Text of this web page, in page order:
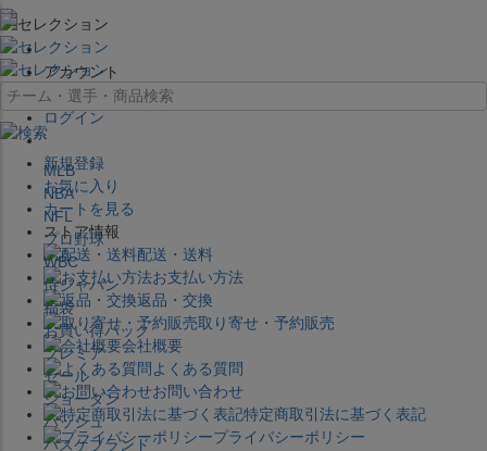
×
アカウント
ログイン
新規登録
お気に入り
カートを見る
ストア情報
配送・送料
お支払い方法
返品・交換
取り寄せ・予約販売
会社概要
よくある質問
お問い合わせ
特定商取引法に基づく表記
プライバシーポリシー
MLB
NBA
NFL
プロ野球
WBC
侍ジャパン
福袋
お買い得パック
プレミア
セール
ジョーダン
バッシュ
バスケブランド